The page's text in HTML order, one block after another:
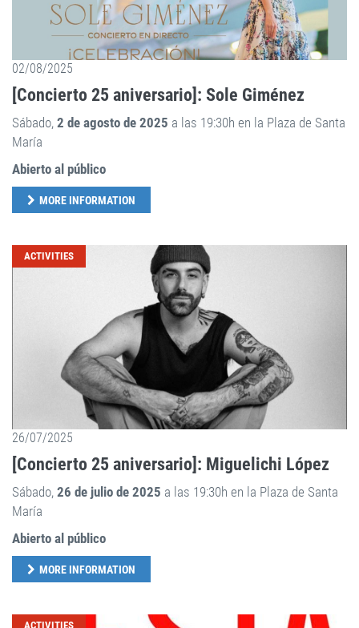
02/08/2025
[Concierto 25 aniversario]: Sole Giménez
Sábado, 2 de agosto de 2025 a las 19:30h en la Plaza de Santa
María
Abierto al público
MORE INFORMATION
ACTIVITIES
26/07/2025
[Concierto 25 aniversario]: Miguelichi López
Sábado, 26 de julio de 2025 a las 19:30h en la Plaza de Santa
María
Abierto al público
MORE INFORMATION
ACTIVITIES